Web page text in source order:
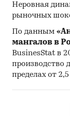
Неровная
рыночных
По данным
мангалов в
BusinesStat в
производство
пределах от